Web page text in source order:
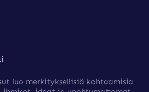
luo merkityksellisiä kohtaamisia